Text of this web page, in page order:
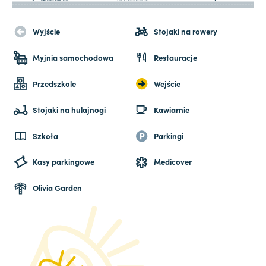
Wyjście Stojaki na rowery
Myjnia samochodowa Restauracje
Przedszkole Wejście
Stojaki na hulajnogi Kawiarnie
Szkoła Parkingi
Kasy parkingowe Medicover
Olivia Garden